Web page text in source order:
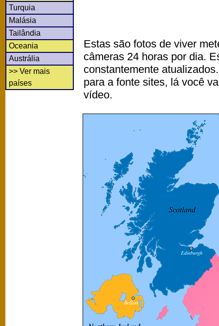
Turquia
Malásia
Tailândia
Oceania
Austrália
>> Ver mais
países
Estas são fotos de viver
câmeras 24 horas por dia.
constantemente
para a fonte sites, lá você
vídeo.